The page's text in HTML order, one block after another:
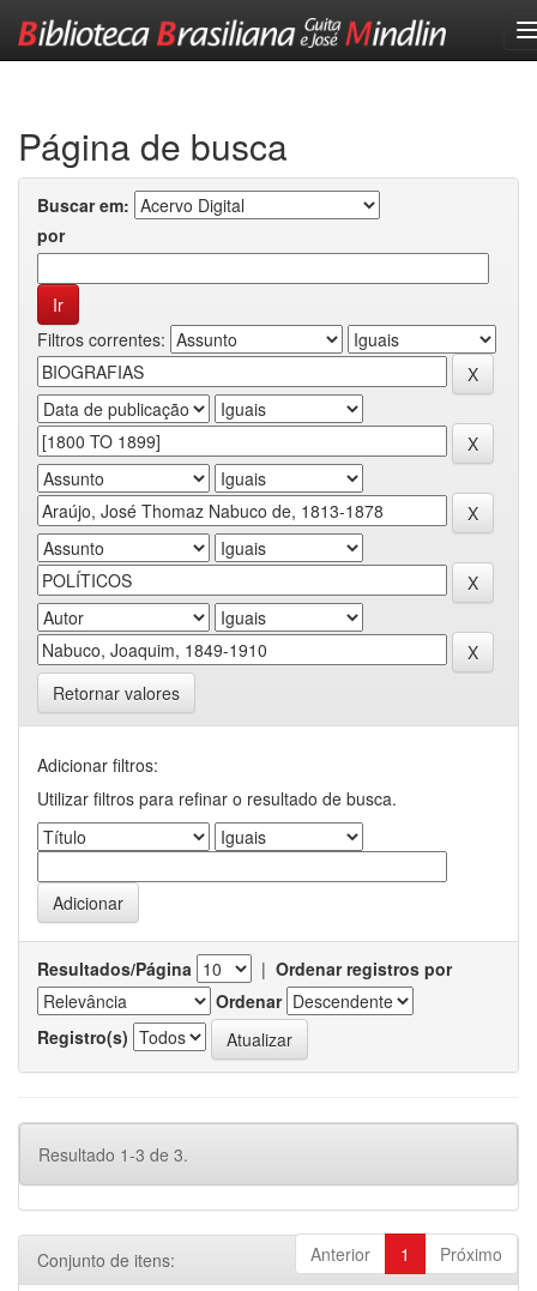
Página de busca
Buscar em:
por
Filtros correntes:
Retornar valores
Adicionar filtros:
Utilizar filtros para refinar o resultado de busca.
Resultados/Página | Ordenar registros por
Ordenar
Registro(s)
Resultado 1-3 de 3.
Anterior 1 Próximo
Conjunto de itens: